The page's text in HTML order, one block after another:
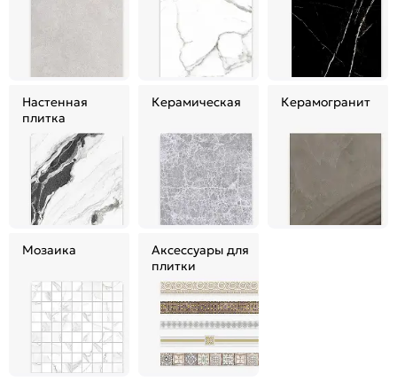
Настенная
плитка
Керамическая Керамогранит
Мозаика
Аксессуары для
плитки